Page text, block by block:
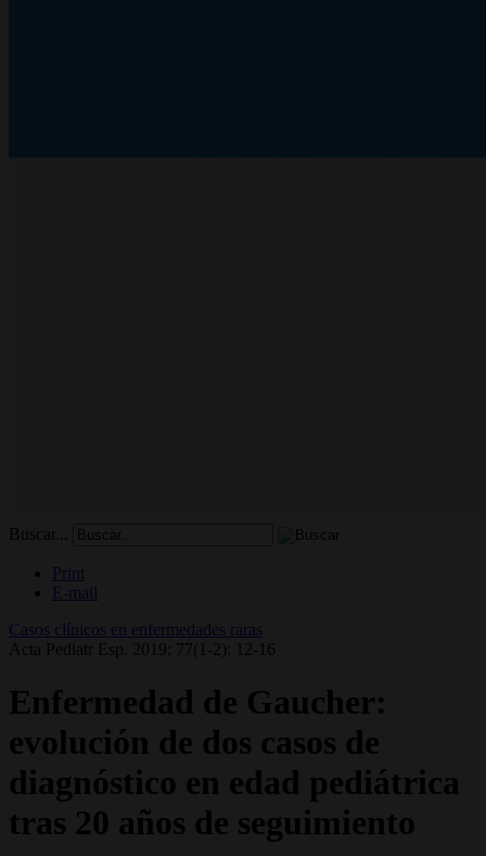
Buscar...
Print
E-mail
Casos clínicos en enfermedades raras
Acta Pediatr Esp. 2019; 77(1-2): 12-16
Enfermedad de Gaucher:
evolución de dos casos de
diagnóstico en edad pediátrica
tras 20 años de seguimiento